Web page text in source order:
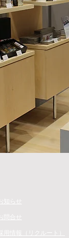
​お知らせ
お問合せ
​採用情報（リクルート）